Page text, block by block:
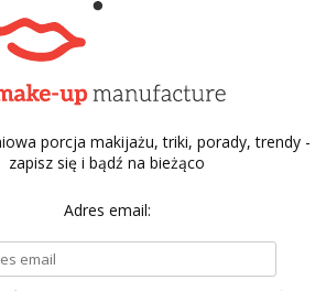
porcja makijażu, triki, porady, trendy -
zapisz się i bądź na bieżąco
Adres email: